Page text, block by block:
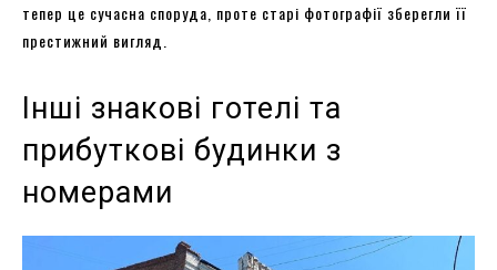
тепер це сучасна споруда, проте старі фотографії зберегли її
престижний вигляд.
Інші знакові готелі та
прибуткові будинки з
номерами